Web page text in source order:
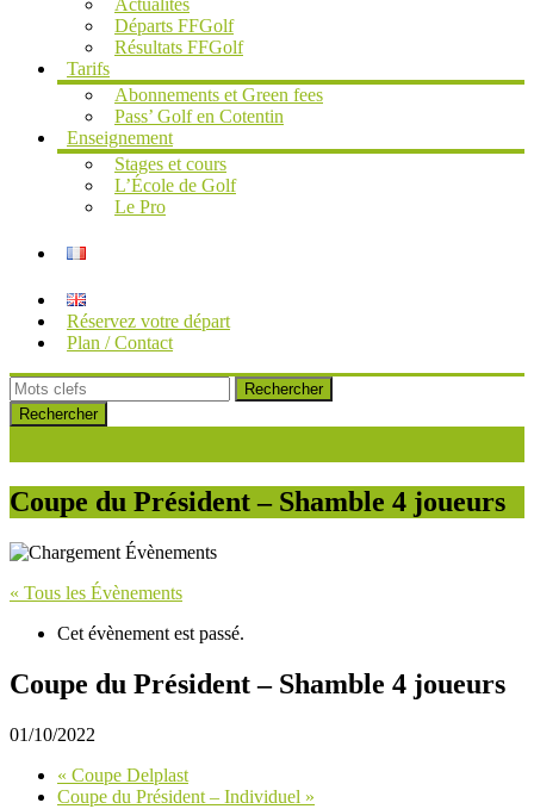
Actualités
Départs FFGolf
Résultats FFGolf
Tarifs
Abonnements et Green fees
Pass’ Golf en Cotentin
Enseignement
Stages et cours
L’École de Golf
Le Pro
Réservez votre départ
Plan / Contact
Rechercher
Coupe du Président – Shamble 4 joueurs
« Tous les Évènements
Cet évènement est passé.
Coupe du Président – Shamble 4 joueurs
01/10/2022
« Coupe Delplast
Coupe du Président – Individuel »